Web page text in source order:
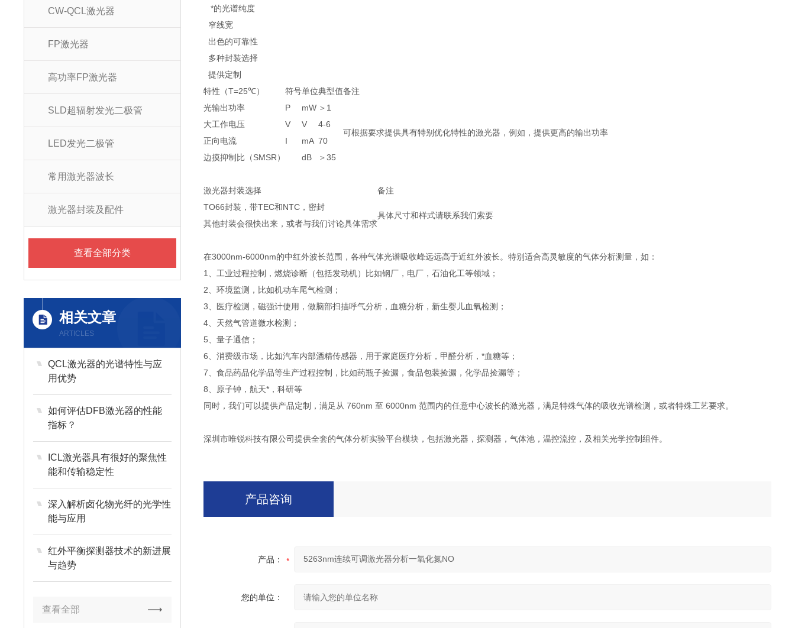
CW-QCL激光器
FP激光器
高功率FP激光器
SLD超辐射发光二极管
LED发光二极管
常用激光器波长
激光器封装及配件
查看全部分类
相关文章
ARTICLES
QCL激光器的光谱特性与应
用优势
如何评估DFB激光器的性能
指标？
ICL激光器具有很好的聚焦性
能和传输稳定性
深入解析卤化物光纤的光学性
能与应用
红外平衡探测器技术的新进展
与趋势
查看全部
*的光谱纯度
窄线宽
出色的可靠性
多种封装选择
提供定制
特性（T=25℃）
符号单位典型值备注
光输出功率
P mW ＞1
可根据要求提供具有特别优化特性的激光器，例如，提供更高的输出功率
大工作电压 V V
4-6
正向电流
I mA 70
边摸抑制比（SMSR）
dB ＞35
激光器封装选择
备注
TO66封装，带TEC和NTC，密封
具体尺寸和样式请联系我们索要
其他封装会很快出来，或者与我们讨论具体需求
在3000nm-6000nm的中红外波长范围，各种气体光谱吸收峰远远高于近红外波长。特别适合高灵敏度的气体分析测量，如：
1、工业过程控制，燃烧诊断（包括发动机）比如钢厂，电厂，石油化工等领域；
2、环境监测，比如机动车尾气检测；
3、医疗检测，磁强计使用，做脑部扫描呼气分析，血糖分析，新生婴儿血氧检测；
4、天然气管道微水检测；
5、量子通信；
6、消费级市场，比如汽车内部酒精传感器，用于家庭医疗分析，甲醛分析，*血糖等；
7、食品药品化学品等生产过程控制，比如药瓶子捡漏，食品包装捡漏，化学品捡漏等；
8、原子钟，航天*，科研等
同时，我们可以提供产品定制，满足从 760nm 至 6000nm 范围内的任意中心波长的激光器，满足特殊气体的吸收光谱检测，或者特殊工艺要求。
深圳市唯锐科技有限公司提供全套的气体分析实验平台模块，包括激光器，探测器，气体池，温控流控，及相关光学控制组件。
产品咨询
产品：
您的单位：